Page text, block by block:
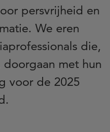
persvrijheid en
We eren
die,
met hun
voor de 2025